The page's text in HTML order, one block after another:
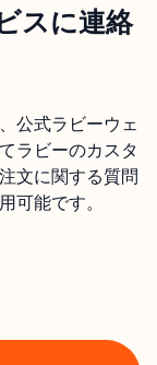
スに連絡
公式ラビーウェ
ラビーのカスタ
文に関する質問
可能です。